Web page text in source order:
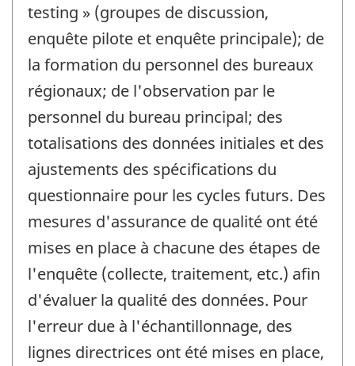
testing » (groupes de discussion,
enquête pilote et enquête principale); de
la formation du personnel des bureaux
régionaux; de l'observation par le
personnel du bureau principal; des
totalisations des données initiales et des
ajustements des spécifications du
questionnaire pour les cycles futurs. Des
mesures d'assurance de qualité ont été
mises en place à chacune des étapes de
l'enquête (collecte, traitement, etc.) afin
d'évaluer la qualité des données. Pour
l'erreur due à l'échantillonnage, des
lignes directrices ont été mises en place,